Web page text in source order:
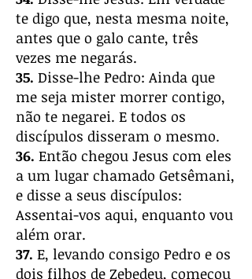
te digo que, nesta mesma noite,
antes que o galo cante, três
vezes me negarás.
35. Disse-lhe Pedro: Ainda que
me seja mister morrer contigo,
não te negarei. E todos os
discípulos disseram o mesmo.
36. Então chegou Jesus com eles
a um lugar chamado Getsêmani,
e disse a seus discípulos:
Assentai-vos aqui, enquanto vou
além orar.
37. E, levando consigo Pedro e os
dois filhos de Zebedeu, começou